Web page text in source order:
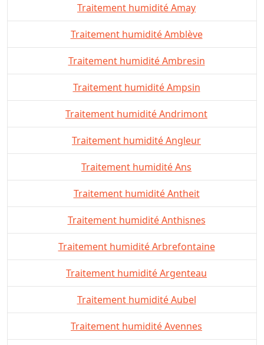
Traitement humidité Amay
Traitement humidité Amblève
Traitement humidité Ambresin
Traitement humidité Ampsin
Traitement humidité Andrimont
Traitement humidité Angleur
Traitement humidité Ans
Traitement humidité Antheit
Traitement humidité Anthisnes
Traitement humidité Arbrefontaine
Traitement humidité Argenteau
Traitement humidité Aubel
Traitement humidité Avennes